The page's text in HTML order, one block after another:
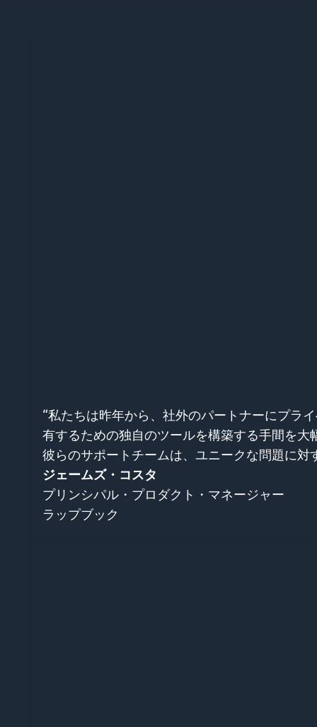
“私たちは昨年から、社外のパートナーにプラ
有するための独自のツールを構築する手間を
彼らのサポートチームは、ユニークな問題に
ジェームズ・コスタ
プリンシパル・プロダクト・マネージャー
ラップブック